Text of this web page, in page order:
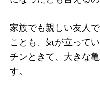
家族でも親しい友人
ことも、気が立って
チンときて、大きな
す。